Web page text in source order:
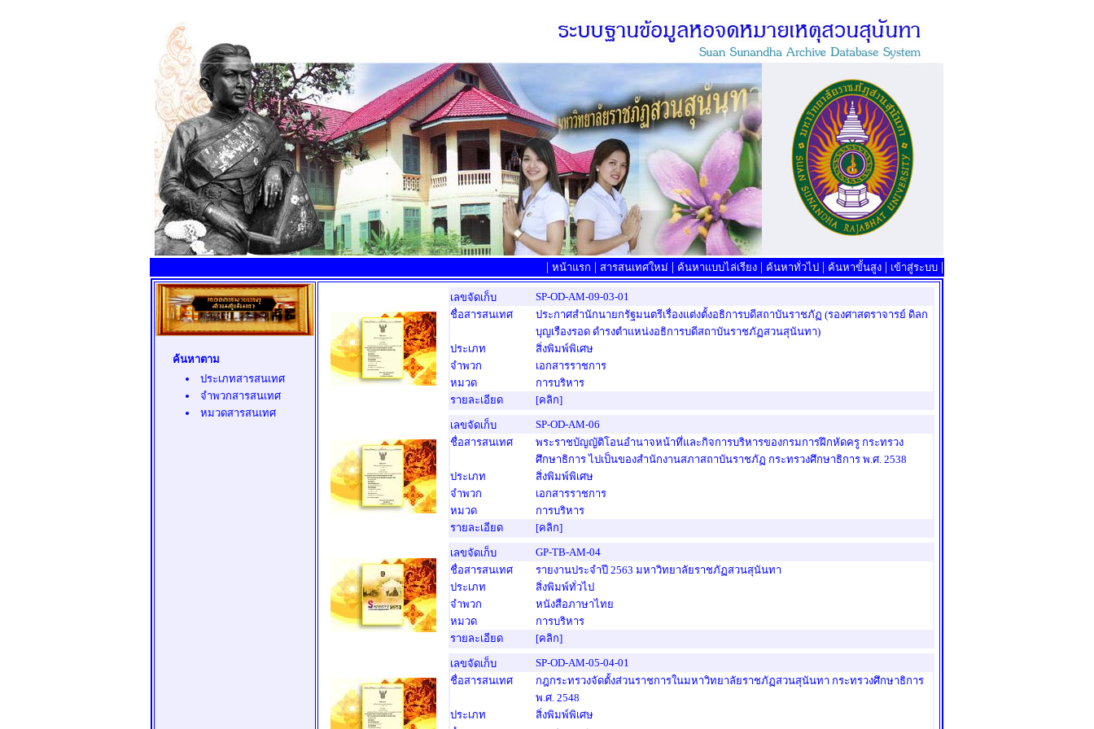
| หน้าแรก | สารสนเทศใหม่ | ค้นหาแบบไล่เรียง | ค้นหาทั่วไป | ค้นหาขั้นสูง | เข้าสู่ระบบ |
ค้นหาตาม
ประเภทสารสนเทศ
จำพวกสารสนเทศ
หมวดสารสนเทศ
เลขจัดเก็บ
SP-OD-AM-09-03-01
ชื่อสารสนเทศ
ประกาศสำนักนายกรัฐมนตรีเรื่องแต่งตั้งอธิการบดีสถาบันราชภัฏ (รองศาสตราจารย์ ดิลก
บุญเรืองรอด ดำรงตำแหน่งอธิการบดีสถาบันราชภัฏสวนสุนันทา)
ประเภท
สิ่งพิมพ์พิเศษ
จำพวก
เอกสารราชการ
หมวด
การบริหาร
รายละเอียด
[คลิก]
เลขจัดเก็บ
SP-OD-AM-06
ชื่อสารสนเทศ
พระราชบัญญัติโอนอำนาจหน้าทึ่และกิจการบริหารของกรมการฝึกหัดครู กระทรวง
ศึกษาธิการ ไปเป็นของสำนักงานสภาสถาบันราชภัฏ กระทรวงศึกษาธิการ พ.ศ. 2538
ประเภท
สิ่งพิมพ์พิเศษ
จำพวก
เอกสารราชการ
หมวด
การบริหาร
รายละเอียด
[คลิก]
เลขจัดเก็บ
GP-TB-AM-04
ชื่อสารสนเทศ
รายงานประจำปี 2563 มหาวิทยาลัยราชภัฏสวนสุนันทา
ประเภท
สิ่งพิมพ์ทั่วไป
จำพวก
หนังสือภาษาไทย
หมวด
การบริหาร
รายละเอียด
[คลิก]
เลขจัดเก็บ
SP-OD-AM-05-04-01
ชื่อสารสนเทศ
กฎกระทรวงจัดตั้งส่วนราชการในมหาวิทยาลัยราชภัฏสวนสุนันทา กระทรวงศึกษาธิการ
พ.ศ. 2548
ประเภท
สิ่งพิมพ์พิเศษ